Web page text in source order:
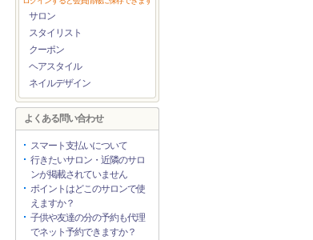
サロン
スタイリスト
クーポン
ヘアスタイル
ネイルデザイン
よくある問い合わせ
スマート支払いについて
行きたいサロン・近隣のサロ
ンが掲載されていません
ポイントはどこのサロンで使
えますか？
子供や友達の分の予約も代理
でネット予約できますか？